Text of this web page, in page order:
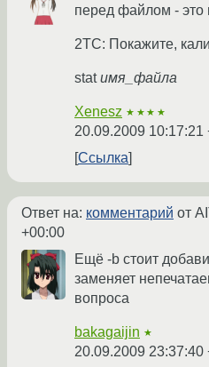
перед файлом - это
2ТС: Покажите,
statимя_файла
Xenesz ★★★★
20.09.2009 10:17:21
Ссылка
Ответ на: комментарий от
+00:00
Ещё -b стоит
заменяет
вопроса
bakagaijin ★
20.09.2009 23:37:40